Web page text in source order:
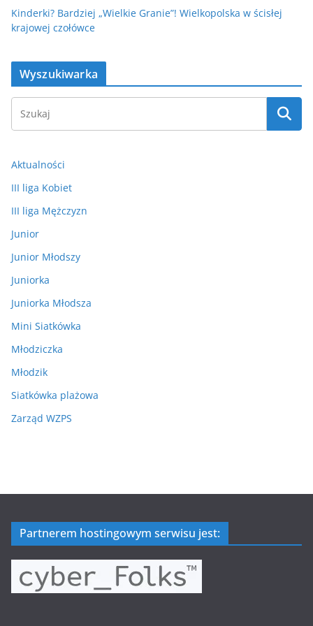
Kinderki? Bardziej „Wielkie Granie”! Wielkopolska w ścisłej
krajowej czołówce
Wyszukiwarka
Aktualności
III liga Kobiet
III liga Mężczyzn
Junior
Junior Młodszy
Juniorka
Juniorka Młodsza
Mini Siatkówka
Młodziczka
Młodzik
Siatkówka plażowa
Zarząd WZPS
Partnerem hostingowym serwisu jest: